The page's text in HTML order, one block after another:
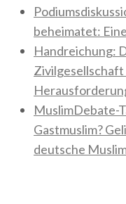
beheimatet:
Handreichung:
Zivilgesellschaft
MuslimDebate-
Gastmuslim?
deutsche